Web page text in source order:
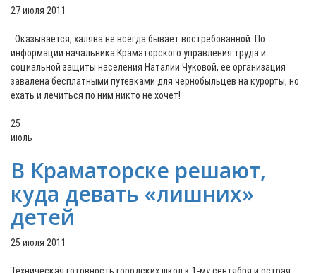
27 июля 2011
Оказывается, халява не всегда бывает востребованной. По
информации начальника Краматорского управления труда и
социальной защиты населения Наталии Чуковой, ее организация
завалена бесплатными путевками для чернобыльцев на курорты, но
ехать и лечиться по ним никто не хочет!
25
июль
В Краматорске решают,
куда девать «лишних»
детей
25 июля 2011